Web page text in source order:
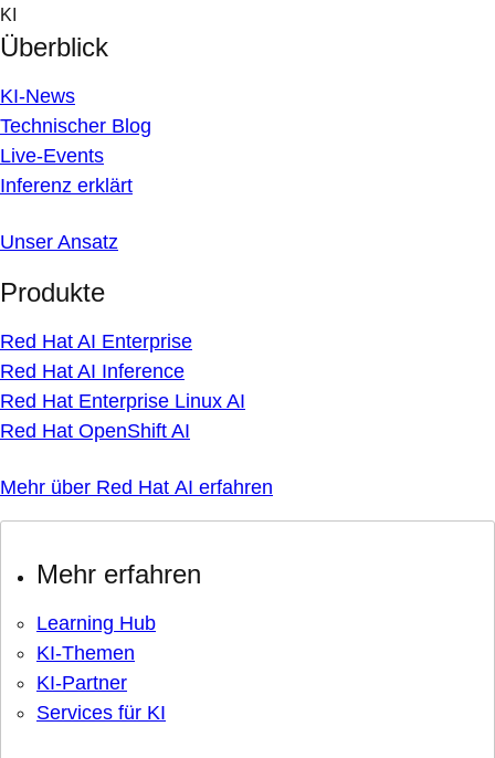
Skip
to
content
KI
Überblick
KI-News
Technischer Blog
Live-Events
Inferenz erklärt
Unser Ansatz
Produkte
Red Hat AI Enterprise
Red Hat AI Inference
Red Hat Enterprise Linux AI
Red Hat OpenShift AI
Mehr über Red Hat AI erfahren
Mehr erfahren
Learning Hub
KI-Themen
KI-Partner
Services für KI